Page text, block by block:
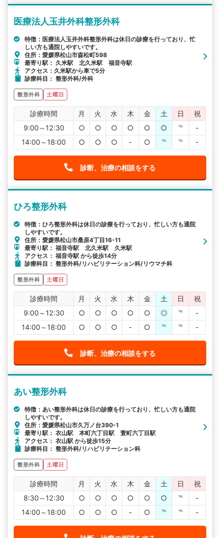
医療法人玉井外科整形外科
特徴：医療法人玉井外科整形外科は休日の診療を行っており、忙
しい方も通院しやすいです。
住所：愛媛県松山市森松町598
最寄り駅： 久米駅 北久米駅 福音寺駅
アクセス：久米駅から車で5分
診療科目： 整形外科/外科
整形外科 土曜日
診療時間 月 火 水 木 金 土 日
祝
9:00～12:30
○ ○ ○ ○ ○ ○ ℡
-
14:00～18:00
○ ○ ○ - ○ ℡ ℡ -
診断、治療の相談をする
ひろ整形外科
特徴：ひろ整形外科は休日の診療を行っており、忙しい方も通院
しやすいです。
住所：愛媛県松山市桑原4丁目16-11
最寄り駅： 福音寺駅 北久米駅 久米駅
アクセス： 福音寺駅 から徒歩14分
診療科目： 整形外科/リハビリテーション科/リウマチ科
整形外科 土曜日
診療時間 月 火 水 木 金 土 日
祝
9:00～12:30
○ ○ ○ ○ ○ ◎ ℡
-
14:00～18:00
○ ○ ○ - ○ ℡ ℡ -
診断、治療の相談をする
あい整形外科
特徴：あい整形外科は休日の診療を行っており、忙しい方も通院
しやすいです。
住所：愛媛県松山市久万ノ台390-1
最寄り駅： 衣山駅 本町六丁目駅 萱町六丁目駅
アクセス： 衣山駅 から徒歩15分
診療科目： 整形外科/リハビリテーション科
整形外科 土曜日
診療時間 月 火 水 木 金 土 日
祝
8:30～12:30
○ ○ ○ ○ ○ ○ ℡
-
14:00～18:00
○ ○ ○ - ○ ℡ ℡ -